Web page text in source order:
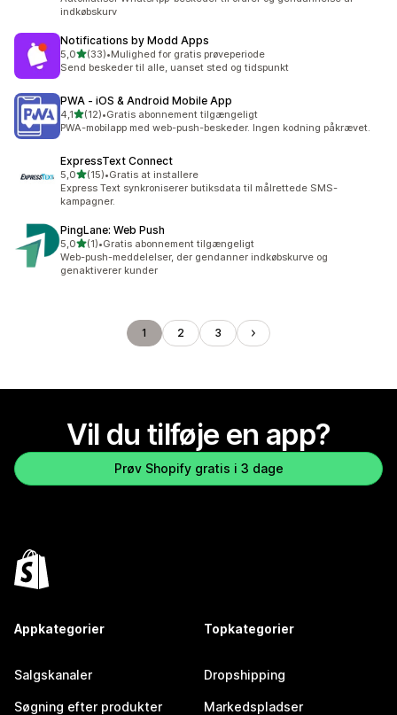
indkøbskurv
Notifications by Modd Apps
5,0ud af 5 stjerner
(33)
33 anmeldelser i alt
•Mulighed for gratis prøveperiode
Send beskeder til alle, uanset sted og tidspunkt
PWA ‑ iOS & Android Mobile App
4,1ud af 5 stjerner
(12)
12 anmeldelser i alt
•Gratis abonnement tilgængeligt
PWA-mobilapp med web-push-beskeder. Ingen kodning påkrævet.
ExpressText Connect
5,0ud af 5 stjerner
(15)
15 anmeldelser i alt
•Gratis at installere
Express Text synkroniserer butiksdata til målrettede SMS-
kampagner.
PingLane: Web Push
5,0ud af 5 stjerner
(1)
1 anmeldelser i alt
•Gratis abonnement tilgængeligt
Web-push-meddelelser, der gendanner indkøbskurve og
genaktiverer kunder
1 2 3
Vil du tilføje en app?
Prøv Shopify gratis i 3 dage
Appkategorier
Salgskanaler
Søgning efter produkter
Topkategorier
Dropshipping
Markedspladser